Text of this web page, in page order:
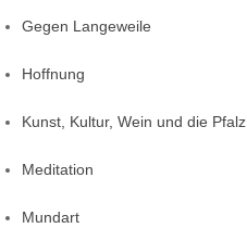
Gegen Langeweile
Hoffnung
Kunst, Kultur, Wein und die Pfalz
Meditation
Mundart